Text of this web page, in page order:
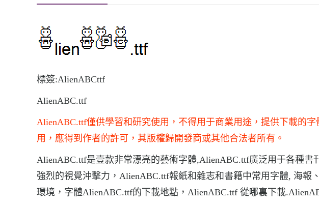
標簽:AlienABCttf
AlienABC.ttf
AlienABC.ttf僅供學習和研究使用，不得用于商業用途，提供下載的
用，應得到作者的許可，其版權歸開發商或其他合法者所有。
AlienABC.ttf是壹款非常漂亮的藝術字體,AlienABC.ttf廣泛用于各種
強烈的視覺沖擊力，AlienABC.ttf報紙和雜志和書籍中常用字體, 海報
環境，字體AlienABC.ttf的下載地點，AlienABC.ttf 從哪裏下載